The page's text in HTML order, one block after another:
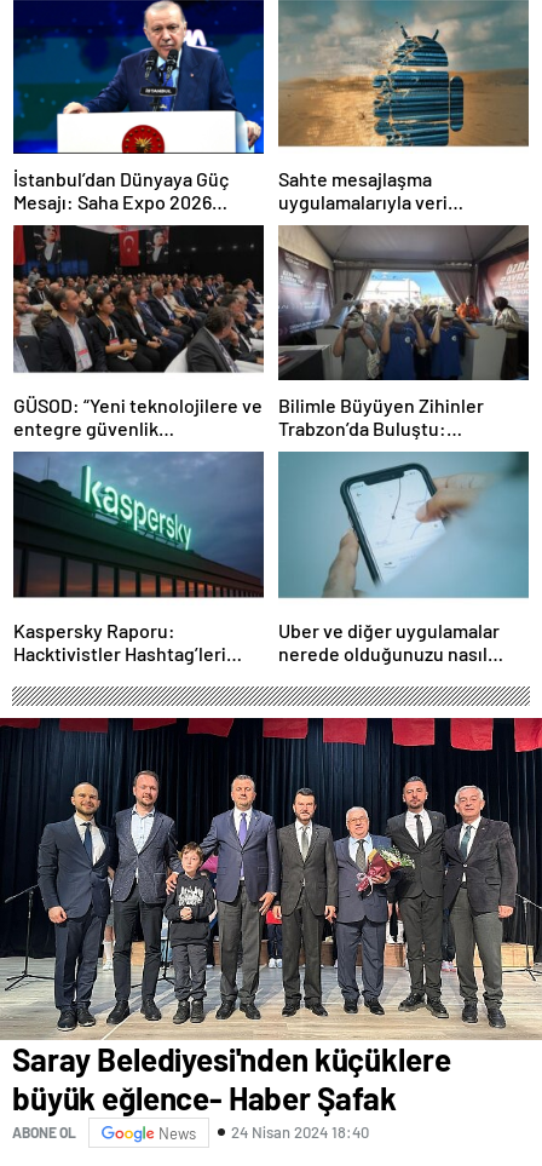
İstanbul’dan Dünyaya Güç
Mesajı: Saha Expo 2026
Rekorlarla Kapılarını Kapattı
Sahte mesajlaşma
uygulamalarıyla veri
sızdırıyorlar- Haber Şafak
GÜSOD: “Yeni teknolojilere ve
entegre güvenlik
sistemlerine önem artacak”-
Haber Şafak
Bilimle Büyüyen Zihinler
Trabzon’da Buluştu:
STEAMFEST’te Bilim Rüzgârı
Esti!- Haber Şafak
Kaspersky Raporu:
Hacktivistler Hashtag’leri
Kullanıyor, 2025’te
Saldırılarda DDoS Öne
Çıkıyor- Haber Şafak
Uber ve diğer uygulamalar
nerede olduğunuzu nasıl
Saray Belediyesi'nden küçüklere
büyük eğlence- Haber Şafak
ABONE OL News 24 Nisan 2024 18:40